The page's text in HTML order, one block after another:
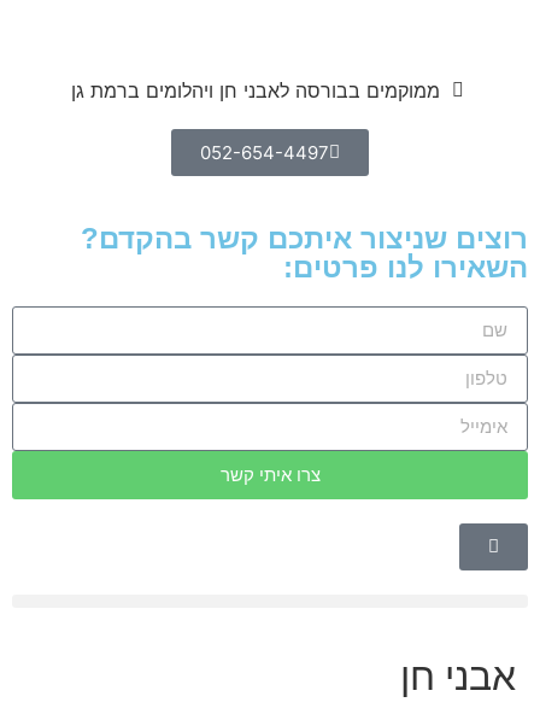
ממוקמים בבורסה לאבני חן ויהלומים ברמת גן
052-654-4497
שניצור איתכם קשר בהקדם?
לנו פרטים:
צרו איתי קשר
חן